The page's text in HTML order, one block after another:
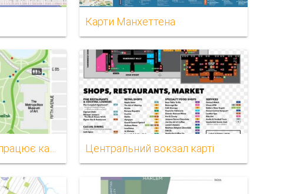
Карти Манхеттена
Центральний вокзал карті